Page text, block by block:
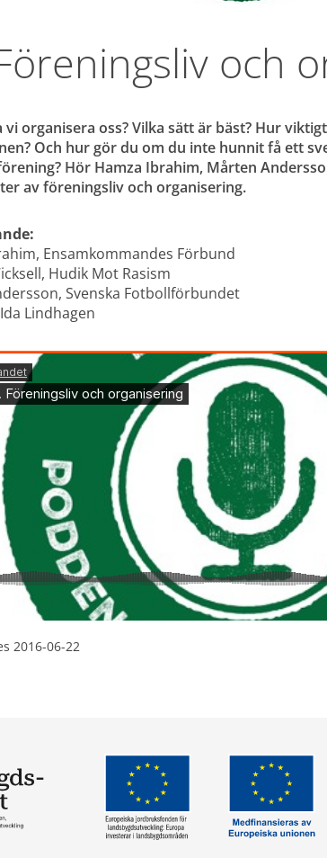
och
vi organisera oss? Vilka sätt är bäst? Hur
Och hur gör du om du inte hunnit få ett
Hör Hamza Ibrahim, Mårten
av föreningsliv och organisering.
Ensamkommandes Förbund
Hudik Mot Rasism
Svenska Fotbollförbundet
Lindhagen
2016-06-22